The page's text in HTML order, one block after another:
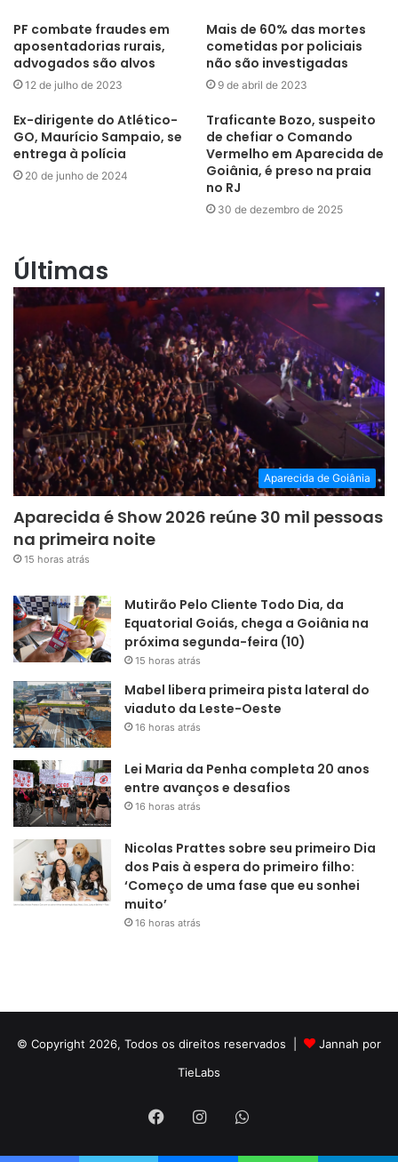
PF combate fraudes em
aposentadorias rurais,
advogados são alvos
12 de julho de 2023
Mais de 60% das mortes
cometidas por policiais
não são investigadas
9 de abril de 2023
Ex-dirigente do Atlético-
GO, Maurício Sampaio, se
entrega à polícia
20 de junho de 2024
Traficante Bozo, suspeito
de chefiar o Comando
Vermelho em Aparecida de
Goiânia, é preso na praia
no RJ
30 de dezembro de 2025
Últimas
Aparecida de Goiânia
Aparecida é Show 2026 reúne 30 mil pessoas
na primeira noite
15 horas atrás
Mutirão Pelo Cliente Todo Dia, da
Equatorial Goiás, chega a Goiânia na
próxima segunda-feira (10)
15 horas atrás
Mabel libera primeira pista lateral do
viaduto da Leste-Oeste
16 horas atrás
Lei Maria da Penha completa 20 anos
entre avanços e desafios
16 horas atrás
Nicolas Prattes sobre seu primeiro Dia
dos Pais à espera do primeiro filho:
‘Começo de uma fase que eu sonhei
muito’
16 horas atrás
© Copyright 2026, Todos os direitos reservados |
Jannah por
TieLabs
FacebookInstagramWhatsApp